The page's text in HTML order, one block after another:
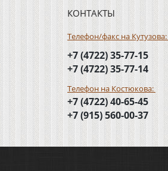
КОНТАКТЫ
Телефон/факс на Кутузова:
+7 (4722) 35-77-15
+7 (4722) 35-77-14
Телефон на Костюкова:
+7 (4722) 40-65-45
+7 (915) 560-00-37